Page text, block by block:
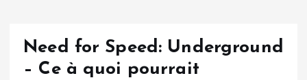
Need for Speed: Underground
– Ce à quoi pourrait